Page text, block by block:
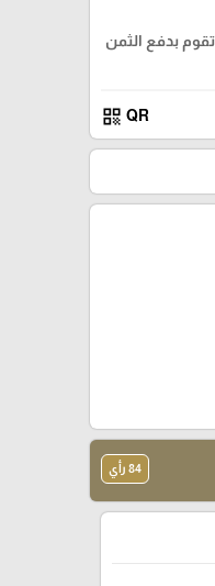
بدفع الثمن
QR
qr_code
84 رأي